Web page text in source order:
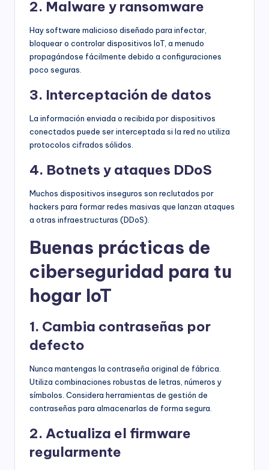
2. Malware y ransomware
Hay software malicioso diseñado para infectar,
bloquear o controlar dispositivos IoT, a menudo
propagándose fácilmente debido a configuraciones
poco seguras.
3. Interceptación de datos
La información enviada o recibida por dispositivos
conectados puede ser interceptada si la red no utiliza
protocolos cifrados sólidos.
4. Botnets y ataques DDoS
Muchos dispositivos inseguros son reclutados por
hackers para formar redes masivas que lanzan ataques
a otras infraestructuras (DDoS).
Buenas prácticas de
ciberseguridad para tu
hogar IoT
1. Cambia contraseñas por
defecto
Nunca mantengas la contraseña original de fábrica.
Utiliza combinaciones robustas de letras, números y
símbolos. Considera herramientas de gestión de
contraseñas para almacenarlas de forma segura.
2. Actualiza el firmware
regularmente